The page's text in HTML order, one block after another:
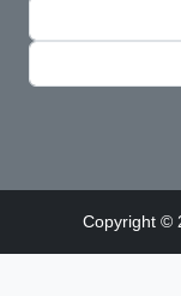
Copyright ©